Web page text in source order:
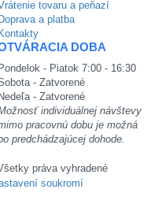
tovaru a peňazí
Doprava a platba
Kontakty
DOBA
Pondelok - Piatok 7:00 - 16:30
- Zatvorené
Nedeľa - Zatvorené
individuálnej návštevy
pracovnú dobu je možná
predchádzajúcej dohode.
práva vyhradené
soukromí